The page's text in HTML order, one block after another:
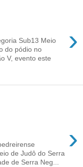
›
Sub13 Meio
do pódio no
V, evento este
›
de Judô do Serra
de Serra Neg...